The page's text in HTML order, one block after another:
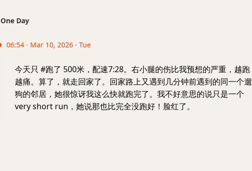
One Day
06:54 · Mar 10, 2026 · Tue
今天只 #跑了 500米，配速7:28。右小腿的伤比我预想的严重，越跑
越痛。算了，就走回家了。回家路上又遇到几分钟前遇到的同一个遛
狗的邻居，她很惊讶我这么快就跑完了。我不好意思的说只是一个
very short run，她说那也比完全没跑好！脸红了。